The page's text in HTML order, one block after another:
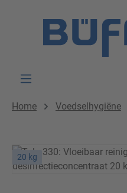
Home Voedselhygiëne
20 kg